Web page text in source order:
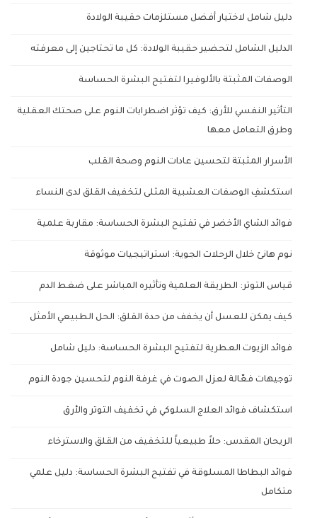
دليل شامل لاختيار أفضل مستلزمات حقيبة الولادة
الدليل الشامل لتحضير حقيبة الولادة: كل ما تحتاجين إلى معرفته
الوصفات المثبتة بالألوفيرا لتفتيح البشرة الحساسة
التأثير النفسي للأرق: كيف تؤثر اضطرابات النوم على صحتك العقلية
وطرق التعامل معها
الأسرار المثبتة لتحسين عادات النوم وصحة القلب
استكشفِ الوصفات العشبية المثلى لتخفيف القلق لدى النساء
فوائد الشاي الأخضر في تفتيح البشرة الحساسة: مقاربة علمية
نوم هانئ خلال الرحلات الجوية: استراتيجيات موثوقة
قياس التوتر: الطريقة العلمية وتأثيره المباشر على ضغط الدم
كيف يمكن للعسل أن يخفف من حدة القلق: الحل الطبيعي الأمثل
فوائد الزيوت العطرية لتفتيح البشرة الحساسة: دليل شامل
توجيهات فعّالة لعزل الصوت في غرفة النوم لتحسين جودة النوم
استكشاف فوائد العلاج السلوكي في تخفيف التوتر والأرق
الريحان المقدس: حلاً طبيعياً للتخفيف من القلق والاسترخاء
فوائد البطاطا المسلوقة في تفتيح البشرة الحساسة: دليل علمي
متكامل